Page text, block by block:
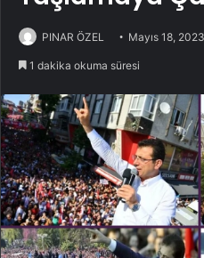
PINAR ÖZEL Mayıs 18, 2023
1 dakika okuma süresi